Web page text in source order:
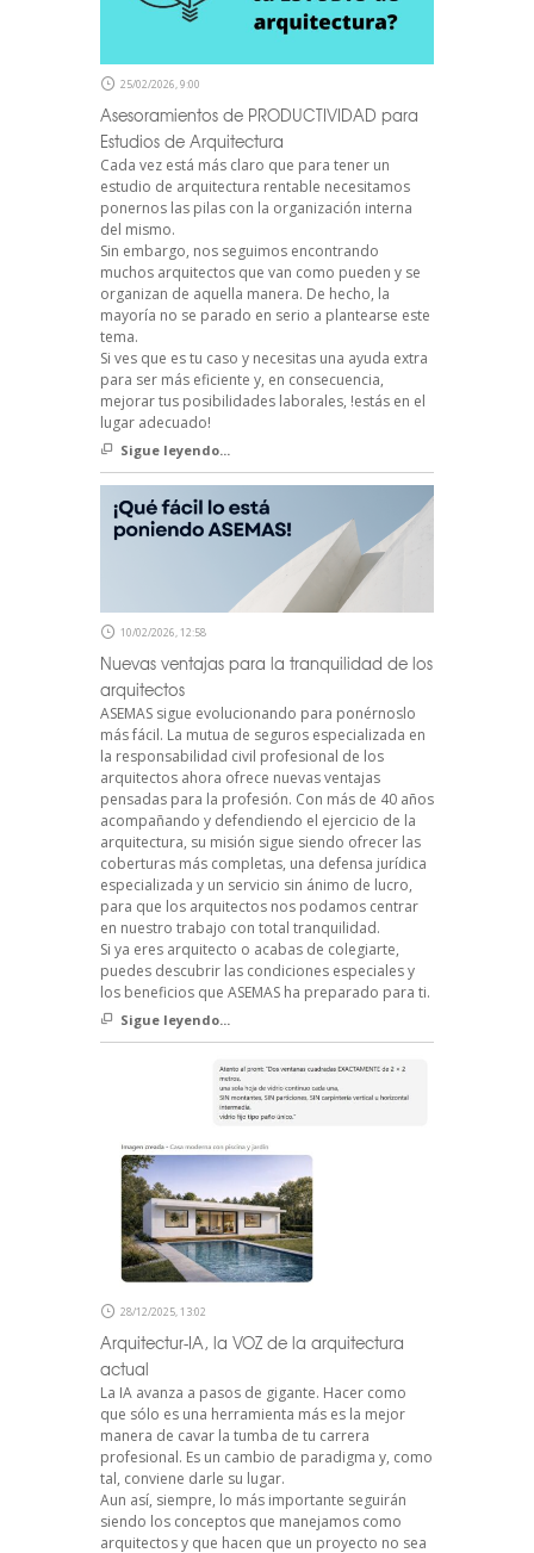
25/02/2026, 9:00
Asesoramientos de PRODUCTIVIDAD para
Estudios de Arquitectura
Cada vez está más claro que para tener un
estudio de arquitectura rentable necesitamos
ponernos las pilas con la organización interna
del mismo.
Sin embargo, nos seguimos encontrando
muchos arquitectos que van como pueden y se
organizan de aquella manera. De hecho, la
mayoría no se parado en serio a plantearse este
tema.
Si ves que es tu caso y necesitas una ayuda extra
para ser más eficiente y, en consecuencia,
mejorar tus posibilidades laborales, !estás en el
lugar adecuado!
Sigue leyendo...
10/02/2026, 12:58
Nuevas ventajas para la tranquilidad de los
arquitectos
ASEMAS sigue evolucionando para ponérnoslo
más fácil. La mutua de seguros especializada en
la responsabilidad civil profesional de los
arquitectos ahora ofrece nuevas ventajas
pensadas para la profesión. Con más de 40 años
acompañando y defendiendo el ejercicio de la
arquitectura, su misión sigue siendo ofrecer las
coberturas más completas, una defensa jurídica
especializada y un servicio sin ánimo de lucro,
para que los arquitectos nos podamos centrar
en nuestro trabajo con total tranquilidad.
Si ya eres arquitecto o acabas de colegiarte,
puedes descubrir las condiciones especiales y
los beneficios que ASEMAS ha preparado para ti.
Sigue leyendo...
28/12/2025, 13:02
Arquitectur-IA, la VOZ de la arquitectura
actual
La IA avanza a pasos de gigante. Hacer como
que sólo es una herramienta más es la mejor
manera de cavar la tumba de tu carrera
profesional. Es un cambio de paradigma y, como
tal, conviene darle su lugar.
Aun así, siempre, lo más importante seguirán
siendo los conceptos que manejamos como
arquitectos y que hacen que un proyecto no sea